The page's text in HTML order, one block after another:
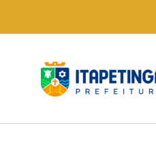
conteúdo